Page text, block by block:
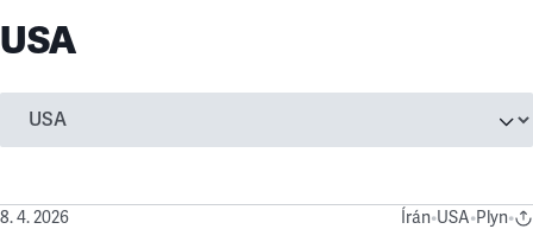
USA
8. 4. 2026 Írán•USA•Plyn•